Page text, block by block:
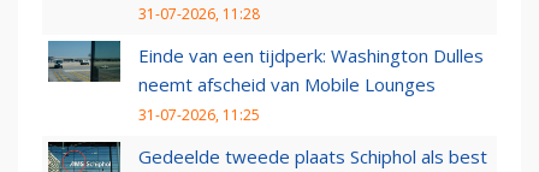
31-07-2026, 11:28
Einde van een tijdperk: Washington Dulles
neemt afscheid van Mobile Lounges
31-07-2026, 11:25
Gedeelde tweede plaats Schiphol als best